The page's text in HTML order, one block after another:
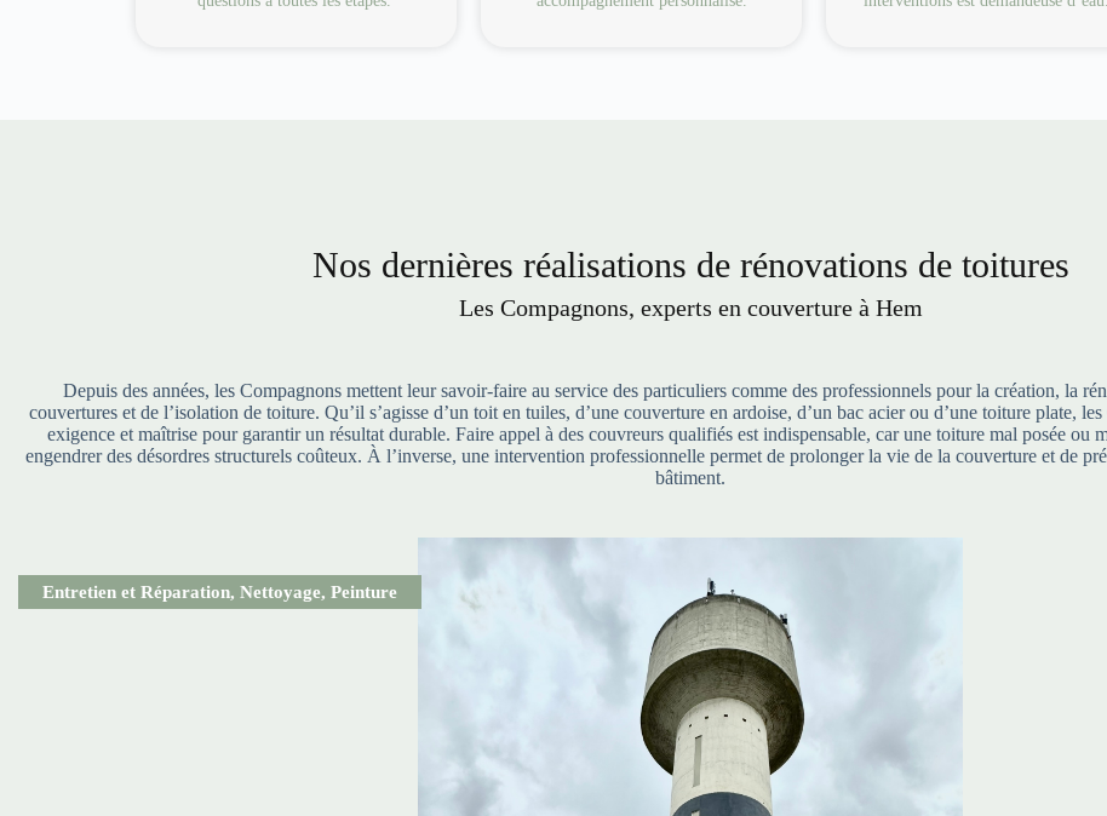
Nos dernières réalisations de rénovations de toitures
Les Compagnons, experts en couverture à Hem
Depuis des années, les Compagnons mettent leur savoir-faire au service des particuliers comme des professionnels pour la création, la
couvertures et de l’isolation de toiture. Qu’il s’agisse d’un toit en tuiles, d’une couverture en ardoise, d’un bac acier ou d’une toiture plate,
exigence et maîtrise pour garantir un résultat durable. Faire appel à des couvreurs qualifiés est indispensable, car une toiture mal posée ou
engendrer des désordres structurels coûteux. À l’inverse, une intervention professionnelle permet de prolonger la vie de la couverture et de
bâtiment.
Entretien et Réparation, Nettoyage, Peinture